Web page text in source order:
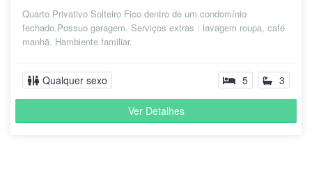
Quarto Privativo Solteiro Fico dentro de um condomínio
fechado.Possuo garagem. Serviços extras : lavagem roupa, café
manhã. Hambiente familiar.
Qualquer sexo 5 3
Ver Detalhes